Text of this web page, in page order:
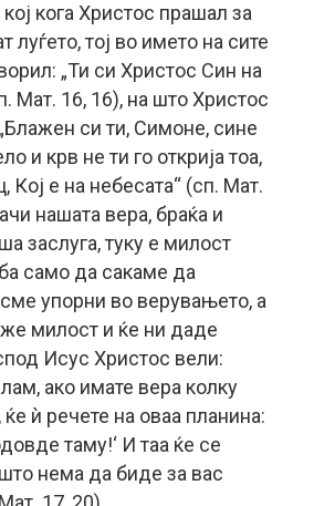
кога Христос прашал за
луѓето, тој во името на сите
„Ти си Христос Син на
Мат. 16, 16), на што Христос
си ти, Симоне, сине
и крв не ти го открија тоа,
Кој е на небесата“ (сп. Мат.
нашата вера, браќа и
заслуга, туку е милост
само да сакаме да
упорни во верувањето, а
милост и ќе ни даде
Исус Христос вели:
ако имате вера колку
ѝ речете на оваа планина:
таму!‘ И таа ќе се
нема да биде за вас